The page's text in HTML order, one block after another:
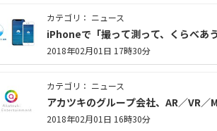
カテゴリ： ニュース
iPhoneで「撮って測って、くらべあ
2018年02月01日 17時30分
カテゴリ： ニュース
アカツキのグループ会社、AR／VR／
2018年02月01日 16時30分